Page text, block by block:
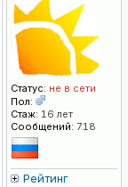
Статус: не в сети
Пол:
Стаж: 16 лет
Сообщений: 718
Рейтинг